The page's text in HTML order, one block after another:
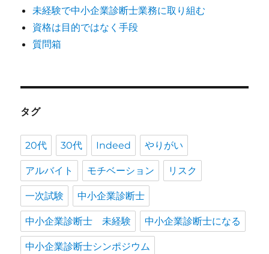
未経験で中小企業診断士業務に取り組む
資格は目的ではなく手段
質問箱
タグ
20代 30代 Indeed やりがい
アルバイト モチベーション リスク
一次試験 中小企業診断士
中小企業診断士 未経験 中小企業診断士になる
中小企業診断士シンポジウム